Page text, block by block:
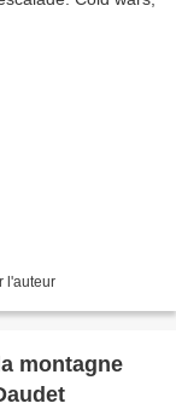
l'auteur
montagne